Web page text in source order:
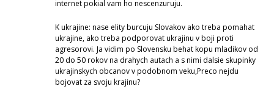
internet pokial vam ho nescenzuruju.
K ukrajine: nase elity burcuju Slovakov ako treba pomahat
ukrajine, ako treba podporovat ukrajinu v boji proti
agresorovi. Ja vidim po Slovensku behat kopu mladikov od
20 do 50 rokov na drahych autach a s nimi dalsie skupinky
ukrajinskych obcanov v podobnom veku,Preco nejdu
bojovat za svoju krajinu?